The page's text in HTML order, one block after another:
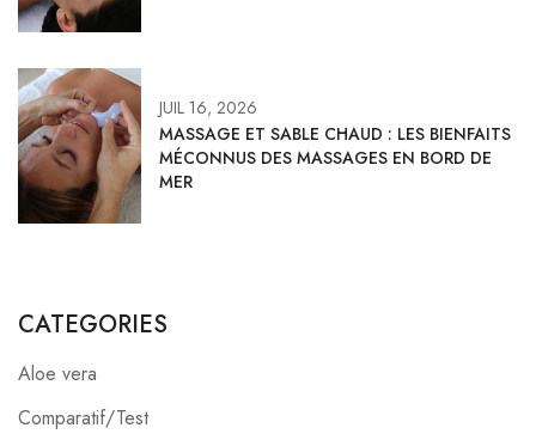
JUIL 16, 2026
MASSAGE ET SABLE CHAUD : LES BIENFAITS
MÉCONNUS DES MASSAGES EN BORD DE
MER
CATEGORIES
Aloe vera
Comparatif/Test